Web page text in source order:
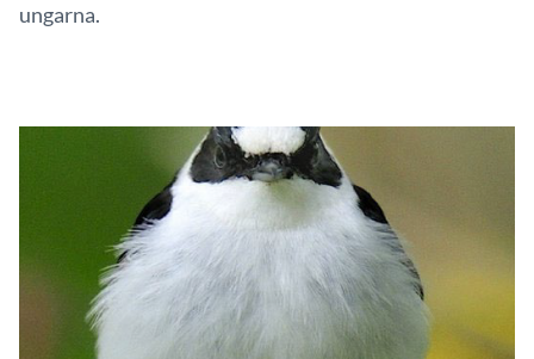
ungarna.